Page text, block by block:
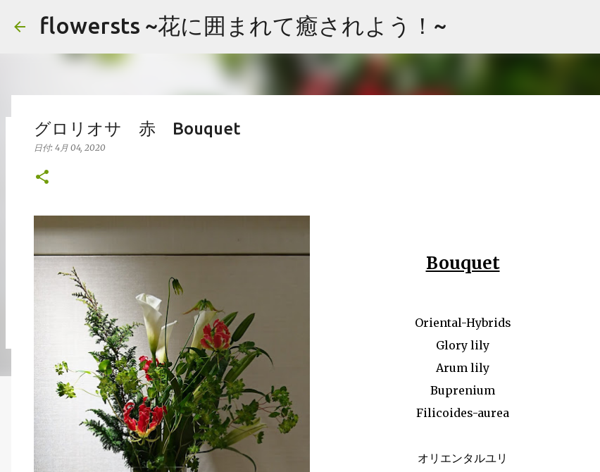
スキップしてメイン コンテンツに移動
flowersts ~花に囲まれて癒されよう！~
アレンジメント まとめ
日付:
よっても検索できます。 コメント頂けましたらお好きな画像をご自由にお使いくださいませ。 Arrangement Rose stock
Hydrangea バラ（ティネケ） ストック アジサイ Arrangement Tulips Cherry tree Carnation Viburnum Buprenium チュー
Japanese andromeda Alchemilla オリエンタルユリ（シベリア） リシアンサス アンスリューム ブプレニウム アセビ アルケミラ
Arrangement Tulips Sweet pea Carnation Hypericum Green bell Pink Jasmine Leather fan チューリップ スイトピー カー
ネーション ヒペリカム グリーンベル ハゴロモジャスミン レザーファン Arrangement Rose (Eve Piazze) Symphoricarpos
albus Grape ivy バラ（イヴピアチェ） シンフォリカルフォス グレープアイビー Arrangement Rose Carnation Eustoma
Sankirai Hagoromo Jasmine Geranium バラ（イヴピアチェ） カーネーション トルコキキョウ サンキライ ハゴロモジャスミン
ゼラニューム Arrangement Rose Ammi visnaga（Green Mist） buprenium tulip c...
0
グロリオサ 赤 Bouquet
日付: 4月 04, 2020
Bouquet
Oriental-Hybrids
Glory lily
Arum lily
Buprenium
Filicoides-aurea
オリエンタルユリ